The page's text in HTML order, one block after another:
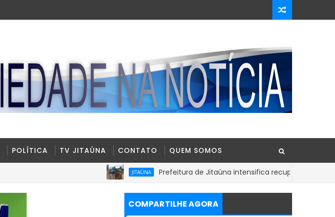
POLÍTICA TV JITAÚNA CONTATO QUEM SOMOS
JITAÚNA
Prefeitura de Jitaúna intensifica recuperação de estradas
COMPARTILHE AGORA